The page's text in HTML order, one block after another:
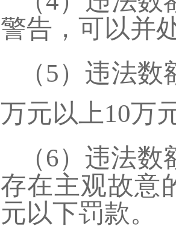
警告，可以并
（5）违法数
万元以上10万
（6）违法数
存在主观故意
元以下罚款。